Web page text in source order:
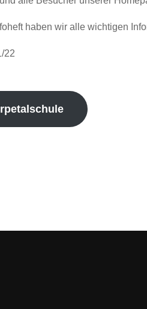
haben wir alle wichtigen
22